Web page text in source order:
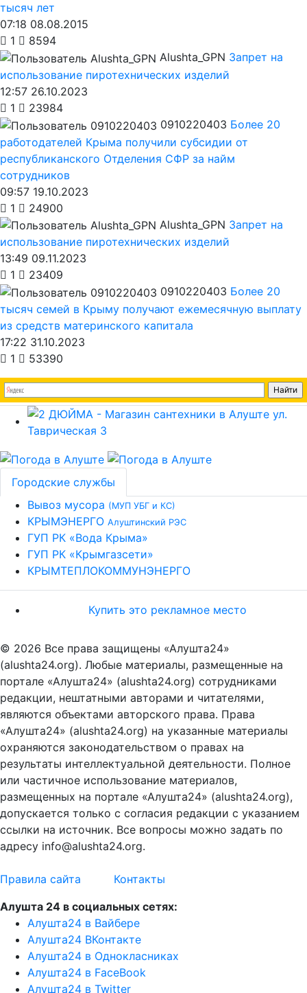
тысяч лет
07:18 08.08.2015
1
8594
Alushta_GPN Запрет на
использование пиротехнических изделий
12:57 26.10.2023
1
23984
0910220403 Более 20
работодателей Крыма получили субсидии от
республиканского Отделения СФР за найм
сотрудников
09:57 19.10.2023
1
24900
Alushta_GPN Запрет на
использование пиротехнических изделий
13:49 09.11.2023
1
23409
0910220403 Более 20
тысяч семей в Крыму получают ежемесячную выплату
из средств материнского капитала
17:22 31.10.2023
1
53390
Городские службы
Вывоз мусора (МУП УБГ и КС)
КРЫМЭНЕРГО Алуштинский РЭС
ГУП РК «Вода Крыма»
ГУП РК «Крымгазсети»
КРЫМТЕПЛОКОММУНЭНЕРГО
Купить это рекламное место
© 2026 Все права защищены «Алушта24»
(alushta24.org). Любые материалы, размещенные на
портале «Алушта24» (alushta24.org) сотрудниками
редакции, нештатными авторами и читателями,
являются объектами авторского права. Права
«Алушта24» (alushta24.org) на указанные материалы
охраняются законодательством о правах на
результаты интеллектуальной деятельности. Полное
или частичное использование материалов,
размещенных на портале «Алушта24» (alushta24.org),
допускается только с согласия редакции с указанием
ссылки на источник. Все вопросы можно задать по
адресу info@alushta24.org.
Правила сайта
Контакты
Алушта 24 в социальных сетях:
Алушта24 в Вайбере
Алушта24 ВКонтакте
Алушта24 в Однокласниках
Алушта24 в FaceBook
Алушта24 в Twitter